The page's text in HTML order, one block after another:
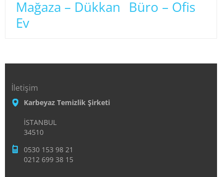
Mağaza – Dükkan Büro – Ofis
Ev
İletişim
Karbeyaz Temizlik Şirketi
İSTANBUL
34510
0530 153 98 21
0212 699 38 15